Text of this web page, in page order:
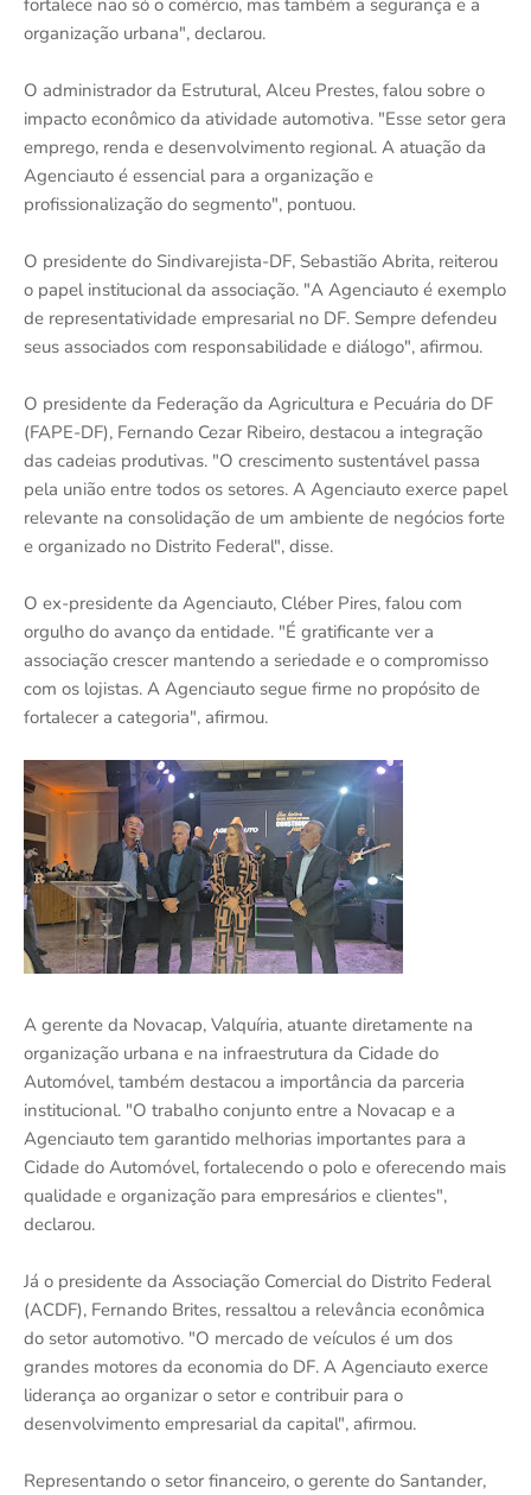
fortalece não só o comércio, mas também a segurança e a
organização urbana", declarou.
O administrador da Estrutural, Alceu Prestes, falou sobre o
impacto econômico da atividade automotiva. "Esse setor gera
emprego, renda e desenvolvimento regional. A atuação da
Agenciauto é essencial para a organização e
profissionalização do segmento", pontuou.
O presidente do Sindivarejista-DF, Sebastião Abrita, reiterou
o papel institucional da associação. "A Agenciauto é exemplo
de representatividade empresarial no DF. Sempre defendeu
seus associados com responsabilidade e diálogo", afirmou.
O presidente da Federação da Agricultura e Pecuária do DF
(FAPE-DF), Fernando Cezar Ribeiro, destacou a integração
das cadeias produtivas. "O crescimento sustentável passa
pela união entre todos os setores. A Agenciauto exerce papel
relevante na consolidação de um ambiente de negócios forte
e organizado no Distrito Federal", disse.
O ex-presidente da Agenciauto, Cléber Pires, falou com
orgulho do avanço da entidade. "É gratificante ver a
associação crescer mantendo a seriedade e o compromisso
com os lojistas. A Agenciauto segue firme no propósito de
fortalecer a categoria", afirmou.
A gerente da Novacap, Valquíria, atuante diretamente na
organização urbana e na infraestrutura da Cidade do
Automóvel, também destacou a importância da parceria
institucional. "O trabalho conjunto entre a Novacap e a
Agenciauto tem garantido melhorias importantes para a
Cidade do Automóvel, fortalecendo o polo e oferecendo mais
qualidade e organização para empresários e clientes",
declarou.
Já o presidente da Associação Comercial do Distrito Federal
(ACDF), Fernando Brites, ressaltou a relevância econômica
do setor automotivo. "O mercado de veículos é um dos
grandes motores da economia do DF. A Agenciauto exerce
liderança ao organizar o setor e contribuir para o
desenvolvimento empresarial da capital", afirmou.
Representando o setor financeiro, o gerente do Santander,